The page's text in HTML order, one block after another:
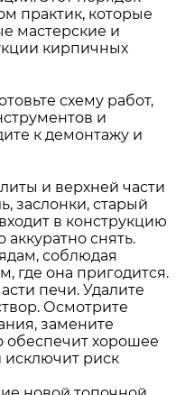
практик, которые
мастерские и
кирпичных
схему работ,
и
к демонтажу и
и верхней части
заслонки, старый
в конструкцию
снять.
соблюдая
где она пригодится.
печи. Удалите
Осмотрите
замените
обеспечит хорошее
исключит риск